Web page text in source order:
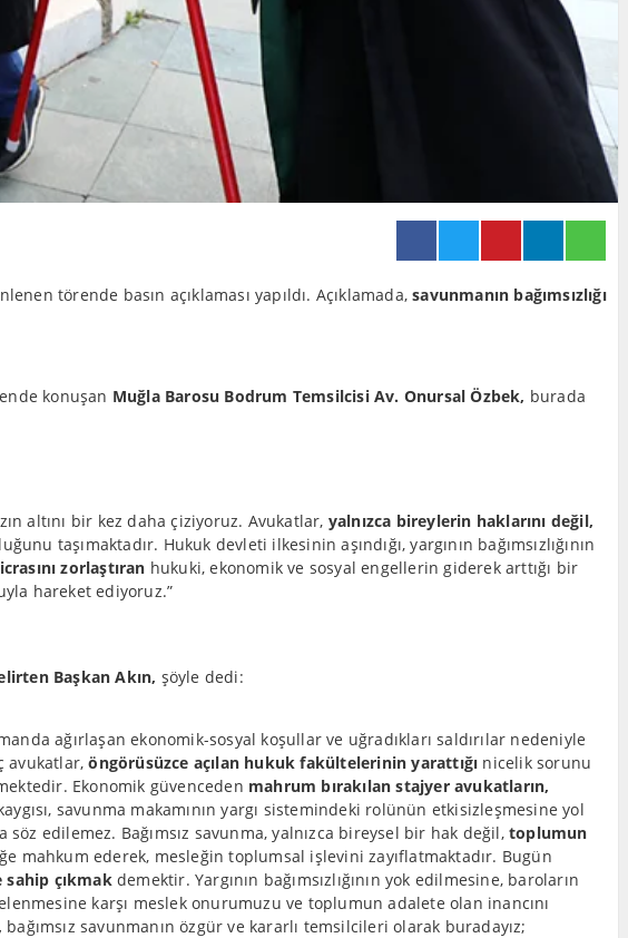
törende basın açıklaması yapıldı. Açıklamada,savunmanın bağımsızlığı
konuşan Muğla Barosu Bodrum Temsilcisi Av. Onursal Özbek, burada
altını bir kez daha çiziyoruz. Avukatlar, yalnızca bireylerin haklarını değil,
taşımaktadır. Hukuk devleti ilkesinin aşındığı, yargının bağımsızlığının
zorlaştıran hukuki, ekonomik ve sosyal engellerin giderek arttığı bir
hareket ediyoruz.”
Başkan Akın, şöyle dedi:
ağırlaşan ekonomik-sosyal koşullar ve uğradıkları saldırılar nedeniyle
avukatlar,öngörüsüzce açılan hukuk fakültelerinin yarattığı nicelik sorunu
Ekonomik güvenceden mahrum bırakılan stajyer avukatların,
savunma makamının yargı sistemindeki rolünün etkisizleşmesine yol
edilemez. Bağımsız savunma, yalnızca bireysel bir hak değil, toplumun
mahkum ederek, mesleğin toplumsal işlevini zayıflatmaktadır. Bugün
çıkmakdemektir. Yargının bağımsızlığının yok edilmesine, baroların
karşı meslek onurumuzu ve toplumun adalete olan inancını
bağımsız savunmanın özgür ve kararlı temsilcileri olarak buradayız;